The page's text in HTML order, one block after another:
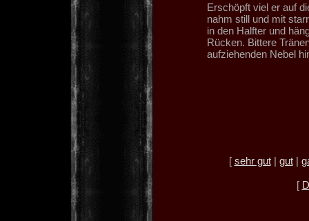
Erschöpft viel er auf
nahm still und mit
in den Halfter und
Rücken. Bittere
aufziehenden Nebel
[ sehr gut| gut|
[